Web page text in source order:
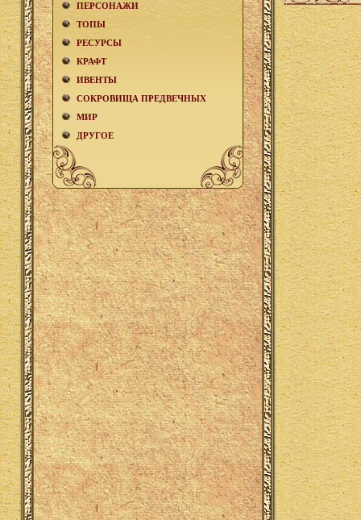
ПЕРСОНАЖИ
ТОПЫ
РЕСУРСЫ
КРАФТ
ИВЕНТЫ
СОКРОВИЩА ПРЕДВЕЧНЫХ
МИР
ДРУГОЕ